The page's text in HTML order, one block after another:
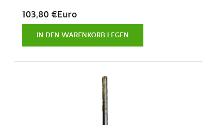
103,80 €Euro
IN DEN WARENKORB LEGEN